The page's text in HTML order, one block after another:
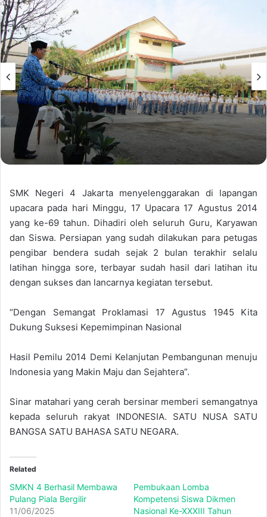
SMK Negeri 4 Jakarta menyelenggarakan di lapangan
upacara pada hari Minggu, 17 Upacara 17 Agustus 2014
yang ke-69 tahun. Dihadiri oleh seluruh Guru, Karyawan
dan Siswa. Persiapan yang sudah dilakukan para petugas
pengibar bendera sudah sejak 2 bulan terakhir selalu
latihan hingga sore, terbayar sudah hasil dari latihan itu
dengan sukses dan lancarnya kegiatan tersebut.
“Dengan Semangat Proklamasi 17 Agustus 1945 Kita
Dukung Suksesi Kepemimpinan Nasional
Hasil Pemilu 2014 Demi Kelanjutan Pembangunan menuju
Indonesia yang Makin Maju dan Sejahtera”.
Sinar matahari yang cerah bersinar memberi semangatnya
kepada seluruh rakyat INDONESIA. SATU NUSA SATU
BANGSA SATU BAHASA SATU NEGARA.
Related
SMKN 4 Berhasil Membawa
Pulang Piala Bergilir
11/06/2025
Pembukaan Lomba
Kompetensi Siswa Dikmen
Nasional Ke-XXXIII Tahun